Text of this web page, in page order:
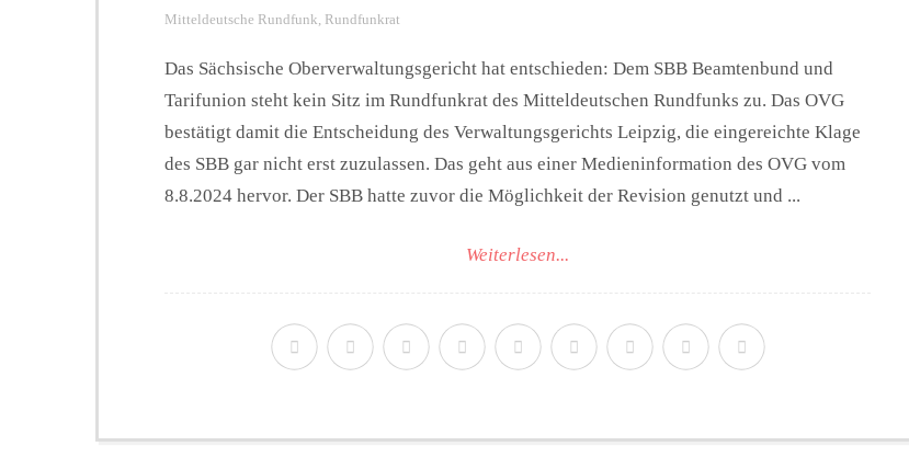
Mitteldeutsche Rundfunk Rundfunkrat
Das Sächsische Oberverwaltungsgericht hat entschieden: Dem SBB Beamtenbund und
Tarifunion steht kein Sitz im Rundfunkrat des Mitteldeutschen Rundfunks zu. Das OVG
bestätigt damit die Entscheidung des Verwaltungsgerichts Leipzig, die eingereichte Klage
des SBB gar nicht erst zuzulassen. Das geht aus einer Medieninformation des OVG vom
8.8.2024 hervor. Der SBB hatte zuvor die Möglichkeit der Revision genutzt und ...
Weiterlesen...